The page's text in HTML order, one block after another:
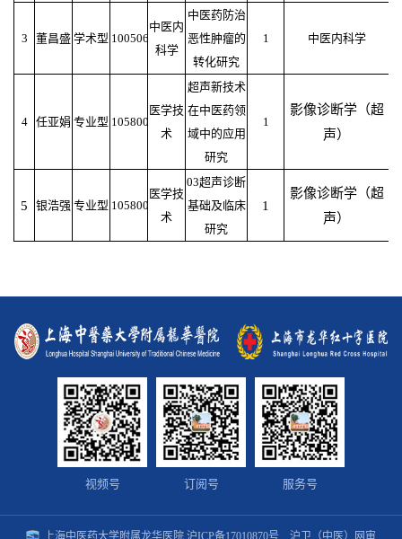
3 董昌盛 学术型 100506
中医内
科学
中医药防治
恶性肿瘤的
转化研究
1 中医内科学
4 任亚娟 专业型 105800
医学技
术
超声新技术
在中医药领
域中的应用
研究
1
影像诊断学（超
声）
5 银浩强 专业型 105800
医学技
术
03超声诊断
基础及临床
研究
1
影像诊断学（超
声）
视频号 订阅号 服务号
上海中医药大学附属龙华医院 沪ICP备17010870号 沪卫（中医）网审